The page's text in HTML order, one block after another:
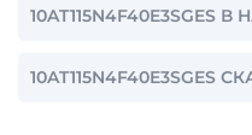
10AT115N4F40E3SGES